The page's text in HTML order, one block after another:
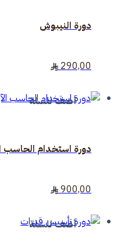
دورة النيبوش
290,00
أضف للسلة
دورة استخدام الحاسب
900,00
أضف للسلة